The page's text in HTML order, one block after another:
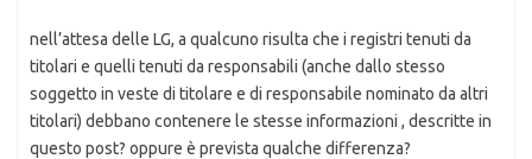
nell’attesa delle LG, a qualcuno risulta che i registri tenuti da
titolari e quelli tenuti da responsabili (anche dallo stesso
soggetto in veste di titolare e di responsabile nominato da altri
titolari) debbano contenere le stesse informazioni , descritte in
questo post? oppure è prevista qualche differenza?